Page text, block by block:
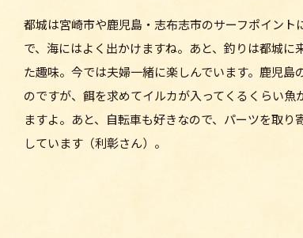
都城は宮崎市や鹿児島・志布志市のサーフポイント
で、海にはよく出かけますね。あと、釣りは都城に
た趣味。今では夫婦一緒に楽しんでいます。鹿児島
のですが、餌を求めてイルカが入ってくるくらい魚
ますよ。あと、自転車も好きなので、パーツを取り
しています（利彰さん）。